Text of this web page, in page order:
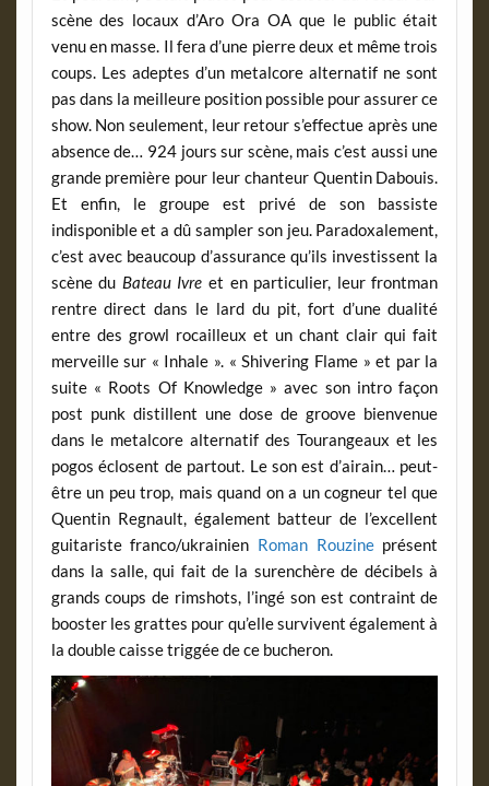
scène des locaux d’Aro Ora OA que le public était
venu en masse. Il fera d’une pierre deux et même trois
coups. Les adeptes d’un metalcore alternatif ne sont
pas dans la meilleure position possible pour assurer ce
show. Non seulement, leur retour s’effectue après une
absence de… 924 jours sur scène, mais c’est aussi une
grande première pour leur chanteur Quentin Dabouis.
Et enfin, le groupe est privé de son bassiste
indisponible et a dû sampler son jeu. Paradoxalement,
c’est avec beaucoup d’assurance qu’ils investissent la
scène du Bateau Ivre et en particulier, leur frontman
rentre direct dans le lard du pit, fort d’une dualité
entre des growl rocailleux et un chant clair qui fait
merveille sur « Inhale ». « Shivering Flame » et par la
suite « Roots Of Knowledge » avec son intro façon
post punk distillent une dose de groove bienvenue
dans le metalcore alternatif des Tourangeaux et les
pogos éclosent de partout. Le son est d’airain… peut-
être un peu trop, mais quand on a un cogneur tel que
Quentin Regnault, également batteur de l’excellent
guitariste franco/ukrainien Roman Rouzineprésent
dans la salle, qui fait de la surenchère de décibels à
grands coups de rimshots, l’ingé son est contraint de
booster les grattes pour qu’elle survivent également à
la double caisse triggée de ce bucheron.